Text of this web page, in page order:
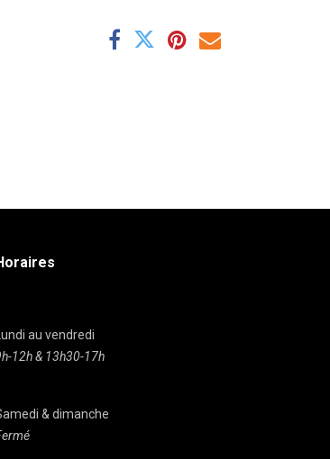
Lundi au vendredi
12h & 13h30-17h
& dimanche